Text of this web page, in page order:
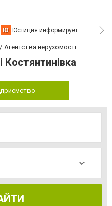
Ю Юстиция информирует
Агентства нерухомості
Костянтинівка